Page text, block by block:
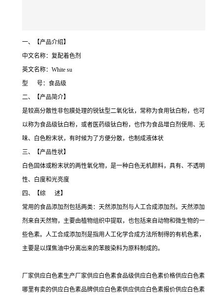
一、【产品介绍】
中文名称：复配着色剂
英文名称：White su
型 号：食品级
二、【产品简介】
是较高分散性非包膜处理的锐钛型二氧化钛，常称为食用钛白粉，也可
以称为食品级钛白粉，或者医药级钛白粉，也作为食品增白剂使用、无
味、白色粉末状，有时候为了方便分散，也制成液体状
三、【产品性状】
白色固体或粉末状的两性氧化物，是一种白色无机颜料，具有、不透明
性、白度和光亮度
四、【综 述】
常用的食品添加剂包括两类：天然添加剂与人工合成添加剂。天然添加
剂来自天然物，主要由植物组织中提取，也包括来自动物和微生物的一
些色素。人工合成添加剂是指用人工化学合成方法所制得的有机色素，
主要是以煤焦油中分离出来的苯胺染料为原料制成的。
厂家供应白色素生产厂家供应白色素食品级供应白色素价格供应白色素
哪里有卖的供应白色素品牌供应白色素供应供应白色素报价供应白色素